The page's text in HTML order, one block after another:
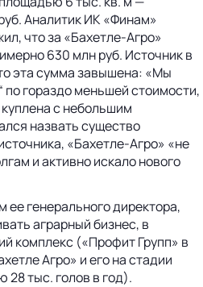
Аналитик ИК «Финам»
что за «Бахетле-Агро»
630 млн руб. Источник в
эта сумма завышена: «Мы
по гораздо меньшей стоимости,
с небольшим
назвать существо
«Бахетле-Агро» «не
и активно искало нового
ее генерального директора,
аграрный бизнес, в
комплекс («Профит Групп» в
Агро» и его на стадии
28 тыс. голов в год).